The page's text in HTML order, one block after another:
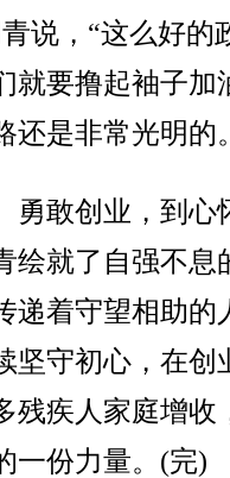
说，“这么好的
就要撸起袖子加
还是非常光明的
敢创业，到心
绘就了自强不息
递着守望相助的
坚守初心，在创
残疾人家庭增收
一份力量。(完)